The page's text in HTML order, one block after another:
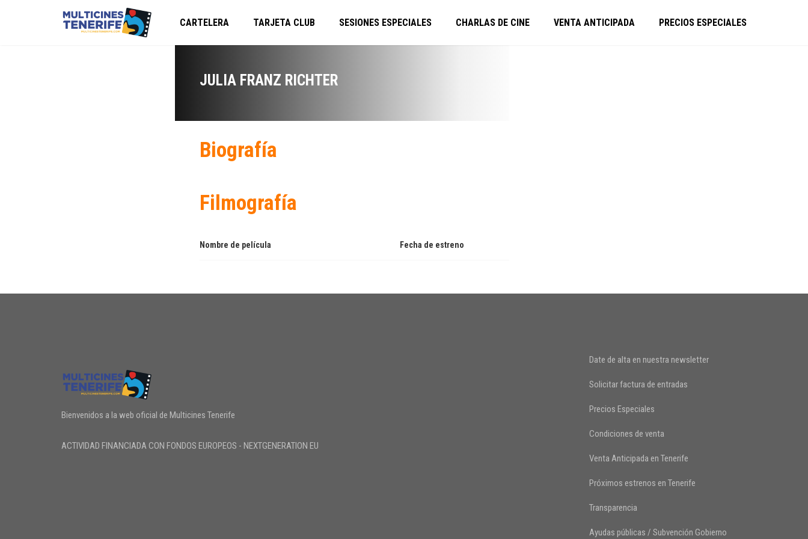
CARTELERA TARJETA CLUB SESIONES ESPECIALES CHARLAS DE CINE VENTA ANTICIPADA PRECIOS ESPECIALES
JULIA FRANZ RICHTER
Biografía
Filmografía
Nombre de película Fecha de estreno
Bienvenidos a la web oficial de Multicines Tenerife
ACTIVIDAD FINANCIADA CON FONDOS EUROPEOS - NEXTGENERATION EU
Date de alta en nuestra newsletter
Solicitar factura de entradas
Precios Especiales
Condiciones de venta
Venta Anticipada en Tenerife
Próximos estrenos en Tenerife
Transparencia
Ayudas públicas / Subvención Gobierno